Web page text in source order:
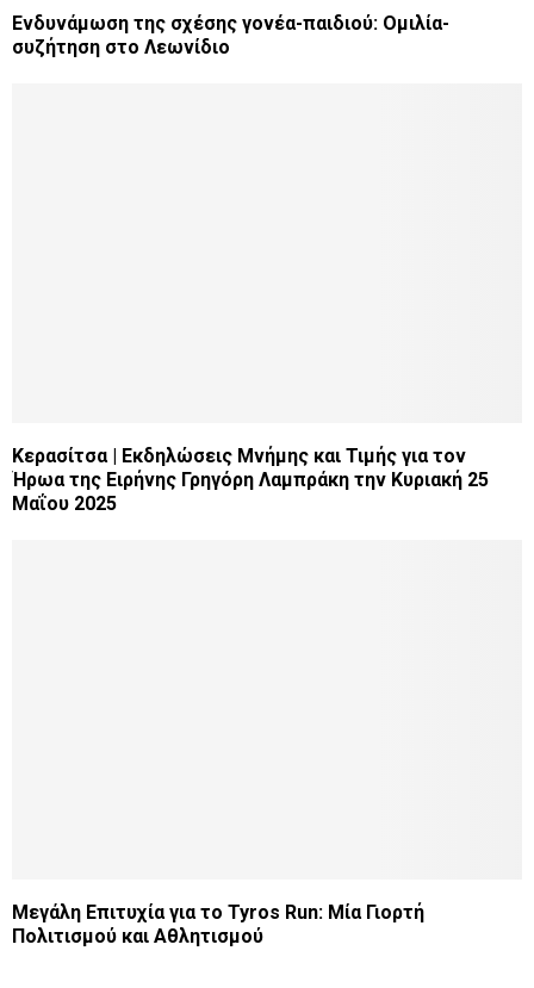
Ενδυνάμωση της σχέσης γονέα-παιδιού: Ομιλία-
συζήτηση στο Λεωνίδιο
Κερασίτσα | Εκδηλώσεις Μνήμης και Τιμής για τον
Ήρωα της Ειρήνης Γρηγόρη Λαμπράκη την Κυριακή 25
Μαΐου 2025
Μεγάλη Επιτυχία για το Tyros Run: Μία Γιορτή
Πολιτισμού και Αθλητισμού